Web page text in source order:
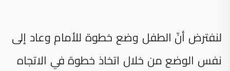
لنفترض أنّ الطفل وضع خطوة للأمام وعاد إلى
نفس الوضع من خلال اتخاذ خطوة في الاتجاه